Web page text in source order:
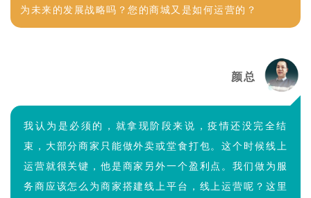
为未来的发展战略吗？您的商城又是如何运营的？
颜总
我认为是必须的，就拿现阶段来说，疫情还没完全结
束，大部分商家只能做外卖或堂食打包。这个时候线上
运营就很关键，他是商家另外一个盈利点。我们做为服
务商应该怎么为商家搭建线上平台，线上运营呢？这里